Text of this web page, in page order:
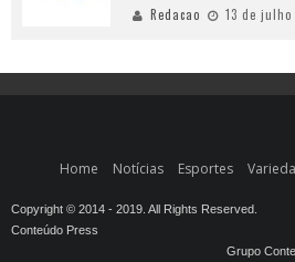
Redacao 13 de julho
Home Notícias Esportes
Copyright © 2014 - 2019. All Rights Reserved.
Conteúdo Press
Grupo